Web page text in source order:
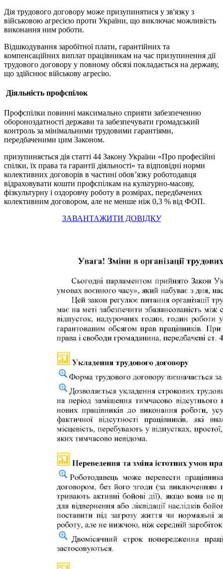
Дія трудового договору може призупинятися у зв'язку з
військовою агресією проти України, що виключає можливість
виконання ним роботи.
Відшкодування заробітної плати, гарантійних та
компенсаційних виплат працівникам на час призупинення дії
трудового договору у повному обсязі покладається на державу,
що здійснює військову агресію.
Діяльність профспілок
Профспілки повинні максимально сприяти забезпеченню
обороноздатності держави та забезпечувати громадський
контроль за мінімальними трудовими гарантіями,
передбаченими цим Законом.
призупиняється дія статті 44 Закону України «Про професійні
спілки, їх права та гарантії діяльності» та відповідні норми
колективних договорів в частині обов’язку роботодавця
відраховувати кошти профспілкам на культурно-масову,
фізкультурну і оздоровчу роботу в розмірах, передбачених
колективним договором, але не менше ніж 0,3 % від ФОП.
ЗАВАНТАЖИТИ ДОВІДКУ